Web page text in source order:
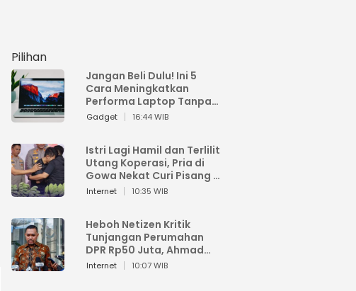
Pilihan
Jangan Beli Dulu! Ini 5
Cara Meningkatkan
Performa Laptop Tanpa
Harus Beli Baru
Gadget 16:44 WIB
Istri Lagi Hamil dan Terlilit
Utang Koperasi, Pria di
Gowa Nekat Curi Pisang 4
Tandan Milik Tetangga,
Internet 10:35 WIB
Heboh Netizen Kritik
Tunjangan Perumahan
DPR Rp50 Juta, Ahmad
Sahroni: Enggak Senang
Internet 10:07 WIB